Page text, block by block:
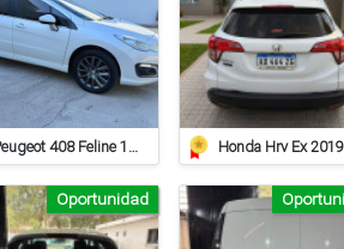
Peugeot 408 Feline 1.6 Hdi Honda Hrv Ex 2019
Oportunidad